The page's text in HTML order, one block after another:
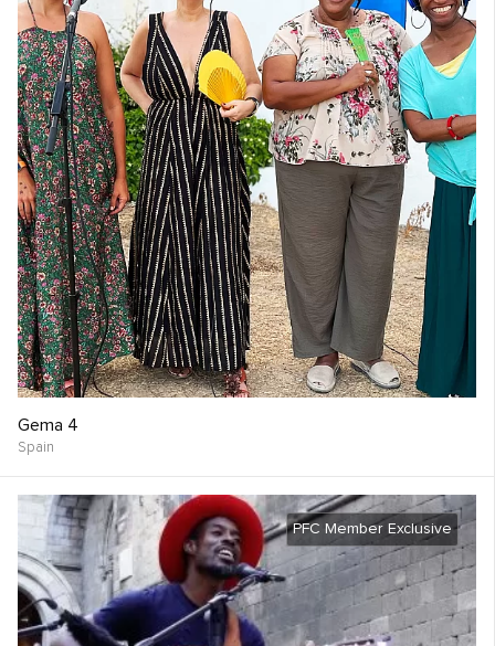
Gema 4
Spain
PFC Member Exclusive